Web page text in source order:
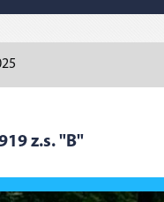
z.s. "B"